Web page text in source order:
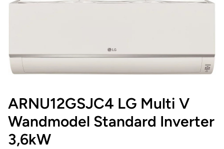
ARNU12GSJC4 LG Multi V
Wandmodel Standard Inverter
3,6kW